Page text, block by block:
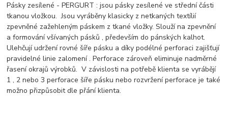
Pásky zesílené - PERGURT : jsou pásky zesílené ve střední části
tkanou vložkou. Jsou vyráběny klasicky z netkaných textílií
zpevněné zažehleným páskem z tkané vložky. Slouží na zpevnění
a formování všívaných pásků , především do pánských kalhot.
Ulehčují udržení rovné šíře pásku a díky podélné perforaci zajišťují
pravidelné linie zalomení . Perforace zároveň eliminuje nadměrné
řasení okrajů výrobků. V závislosti na potřebě klienta se vyrábějí
1 , 2 nebo 3 perforace šíře pásku nebo rozvržení perforace je také
možno přizpůsobit dle přání klienta.